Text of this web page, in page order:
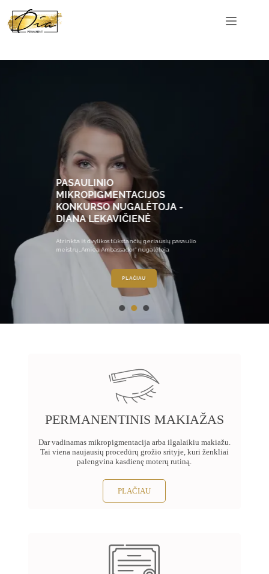
PASAULINIO
MIKROPIGMENTACIJOS
KONKURSO NUGALĖTOJA -
DIANA LEKAVIČIENĖ
Atrinkta iš dvylikos tūkstančių geriausių pasaulio
meistrų „Amiea Ambassador“ nugalėtoja
PLAČIAU
PERMANENTINIS MAKIAŽAS
Dar vadinamas mikropigmentacija arba ilgalaikiu makiažu.
Tai viena naujausių procedūrų grožio srityje, kuri ženkliai
palengvina kasdienę moterų rutiną.
PLAČIAU